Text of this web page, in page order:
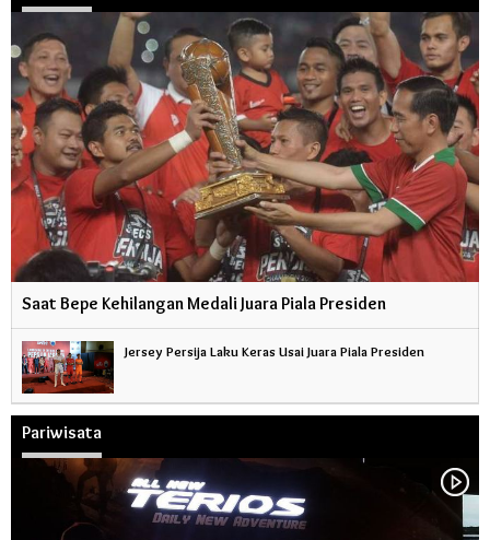
Saat Bepe Kehilangan Medali Juara Piala Presiden
Jersey Persija Laku Keras Usai Juara Piala Presiden
Pariwisata